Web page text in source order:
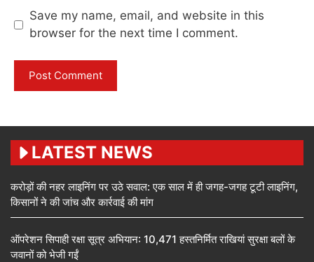
Save my name, email, and website in this
browser for the next time I comment.
LATEST NEWS
करोड़ों की नहर लाइनिंग पर उठे सवाल: एक साल में ही जगह-जगह टूटी लाइनिंग,
किसानों ने की जांच और कार्रवाई की मांग
ऑपरेशन सिपाही रक्षा सूत्र अभियान: 10,471 हस्तनिर्मित राखियां सुरक्षा बलों के
जवानों को भेजी गईं